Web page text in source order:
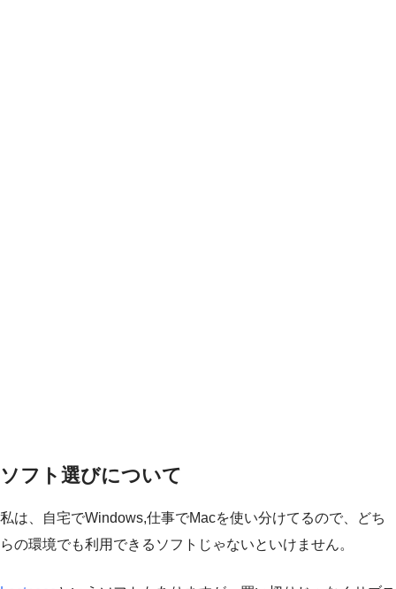
ソフト選びについて
私は、自宅でWindows,仕事でMacを使い分けてるので、どち
らの環境でも利用できるソフトじゃないといけません。